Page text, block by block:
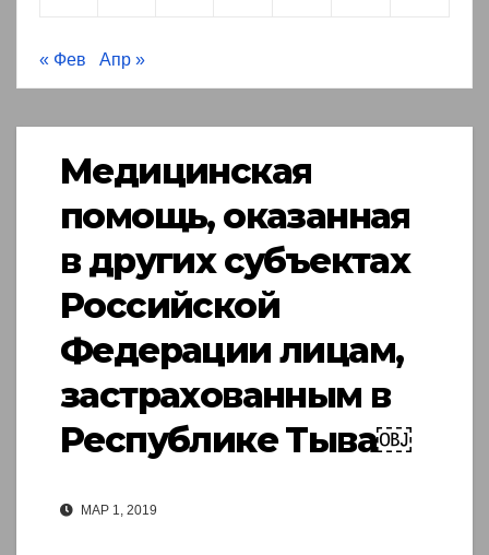
« Фев Апр »
Медицинская
помощь, оказанная
в других субъектах
Российской
Федерации лицам,
застрахованным в
Республике Тыва￼
МАР 1, 2019